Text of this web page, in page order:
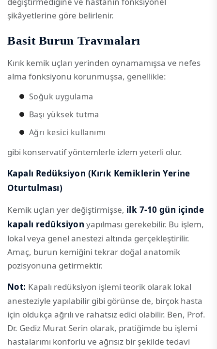
şikâyetlerine göre belirlenir.
Basit Burun Travmaları
Kırık kemik uçları yerinden oynamamışsa ve nefes
alma fonksiyonu korunmuşsa, genellikle:
Soğuk uygulama
Başı yüksek tutma
Ağrı kesici kullanımı
gibi konservatif yöntemlerle izlem yeterli olur.
Kapalı Redüksiyon (Kırık Kemiklerin Yerine
Oturtulması)
Kemik uçları yer değiştirmişse, ilk 7-10 gün içinde
kapalı redüksiyon yapılması gerekebilir. Bu işlem,
lokal veya genel anestezi altında gerçekleştirilir.
Amaç, burun kemiğini tekrar doğal anatomik
pozisyonuna getirmektir.
Not: Kapalı redüksiyon işlemi teorik olarak lokal
anesteziyle yapılabilir gibi görünse de, birçok hasta
için oldukça ağrılı ve rahatsız edici olabilir. Ben, Prof.
Dr. Gediz Murat Serin olarak, pratiğimde bu işlemi
hastalarımı konforlu ve ağrısız bir şekilde tedavi